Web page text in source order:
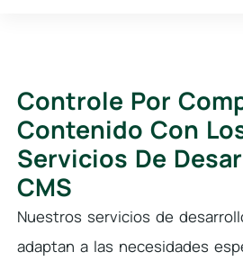
Controle Por
Contenido Con
Servicios De
CMS
Nuestros servicios de
adaptan a las necesidades